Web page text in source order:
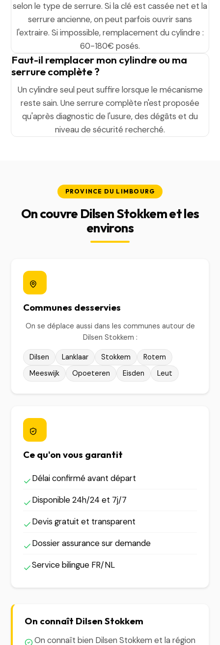
selon le type de serrure. Si la clé est cassée net et la
serrure ancienne, on peut parfois ouvrir sans
l'extraire. Si impossible, remplacement du cylindre :
60-180€ posés.
Faut-il remplacer mon cylindre ou ma
serrure complète ?
Un cylindre seul peut suffire lorsque le mécanisme
reste sain. Une serrure complète n'est proposée
qu'après diagnostic de l'usure, des dégâts et du
niveau de sécurité recherché.
PROVINCE DU LIMBOURG
On couvre Dilsen Stokkem et les
environs
Communes desservies
On se déplace aussi dans les communes autour de
Dilsen Stokkem :
Dilsen Lanklaar Stokkem
Rotem
Meeswijk
Opoeteren Eisden Leut
Ce qu'on vous garantit
Délai confirmé avant départ
Disponible 24h/24 et 7j/7
Devis gratuit et transparent
Dossier assurance sur demande
Service bilingue FR/NL
On connaît Dilsen Stokkem
On connaît bien Dilsen Stokkem et la région